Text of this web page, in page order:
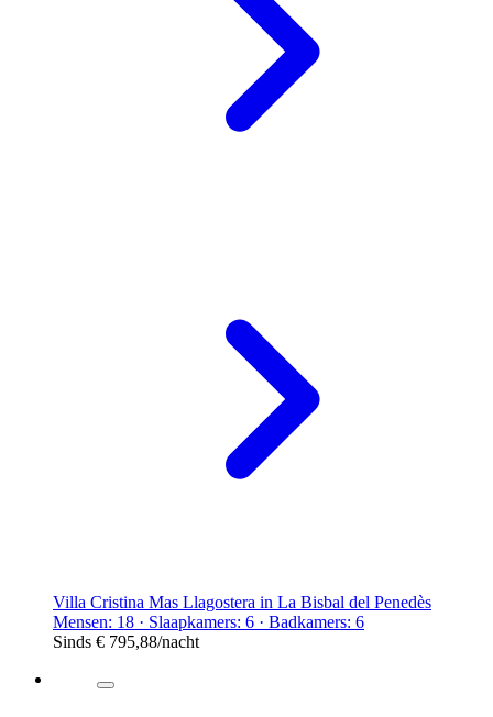
Villa Cristina Mas Llagostera in La Bisbal del Penedès
Mensen: 18 · Slaapkamers: 6 · Badkamers: 6
Sinds € 795,88/nacht